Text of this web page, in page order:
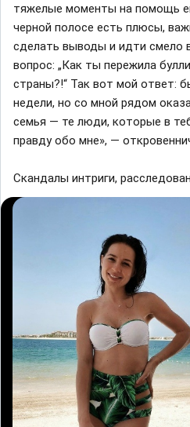
тяжелые моменты на помощь
черной полосе есть плюсы,
сделать выводы и идти смело
вопрос: „Как ты пережила
страны?!“ Так вот мой ответ:
недели, но со мной рядом
семья — те люди, которые в
правду обо мне», —
Cкандалы интриги,